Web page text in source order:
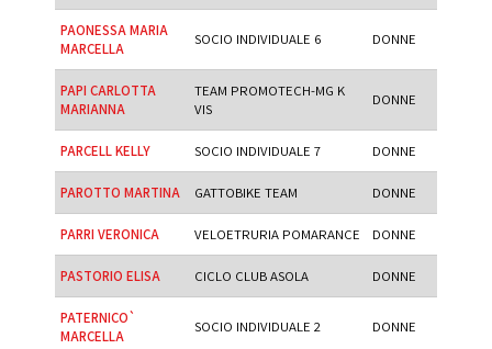
PAONESSA MARIA
MARCELLA
SOCIO INDIVIDUALE 6 DONNE
PAPI CARLOTTA
MARIANNA
TEAM PROMOTECH-MG K
VIS
DONNE
PARCELL KELLY SOCIO INDIVIDUALE 7 DONNE
PAROTTO MARTINA GATTOBIKE TEAM DONNE
PARRI VERONICA VELOETRURIA POMARANCE DONNE
PASTORIO ELISA CICLO CLUB ASOLA DONNE
PATERNICO`
MARCELLA
SOCIO INDIVIDUALE 2 DONNE